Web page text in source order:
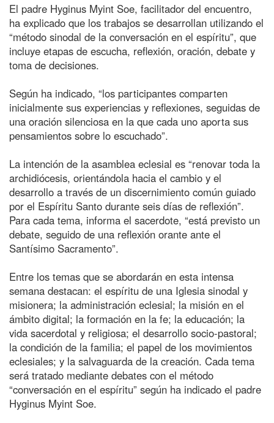
El padre Hyginus Myint Soe, facilitador del encuentro,
ha explicado que los trabajos se desarrollan utilizando el
“método sinodal de la conversación en el espíritu”, que
incluye etapas de escucha, reflexión, oración, debate y
toma de decisiones.
Según ha indicado, “los participantes comparten
inicialmente sus experiencias y reflexiones, seguidas de
una oración silenciosa en la que cada uno aporta sus
pensamientos sobre lo escuchado”.
La intención de la asamblea eclesial es “renovar toda la
archidiócesis, orientándola hacia el cambio y el
desarrollo a través de un discernimiento común guiado
por el Espíritu Santo durante seis días de reflexión”.
Para cada tema, informa el sacerdote, “está previsto un
debate, seguido de una reflexión orante ante el
Santísimo Sacramento”.
Entre los temas que se abordarán en esta intensa
semana destacan: el espíritu de una Iglesia sinodal y
misionera; la administración eclesial; la misión en el
ámbito digital; la formación en la fe; la educación; la
vida sacerdotal y religiosa; el desarrollo socio-pastoral;
la condición de la familia; el papel de los movimientos
eclesiales; y la salvaguarda de la creación. Cada tema
será tratado mediante debates con el método
“conversación en el espíritu” según ha indicado el padre
Hyginus Myint Soe.